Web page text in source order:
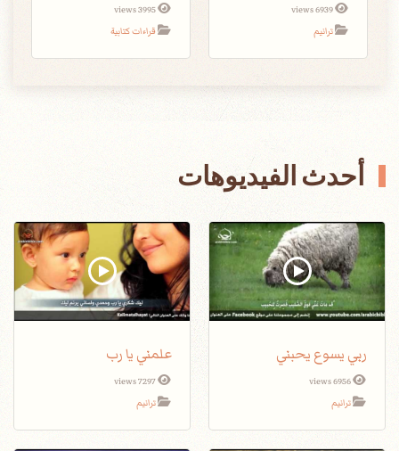
6939 views
ترانيم
3995 views
قراءات كتابية
أحدث الفيديوهات
ربي يسوع يحبني
6956 views
ترانيم
علمني يا رب
7297 views
ترانيم